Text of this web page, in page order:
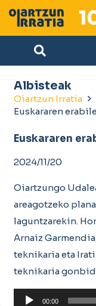
Albisteak
Oiartzun Irratia
Euskararen
Euskararen
2024/11/20
Oiartzungo
areagotzeko
laguntzarekin.
Arnaiz
teknikaria eta
teknikaria
Soinu
00:00